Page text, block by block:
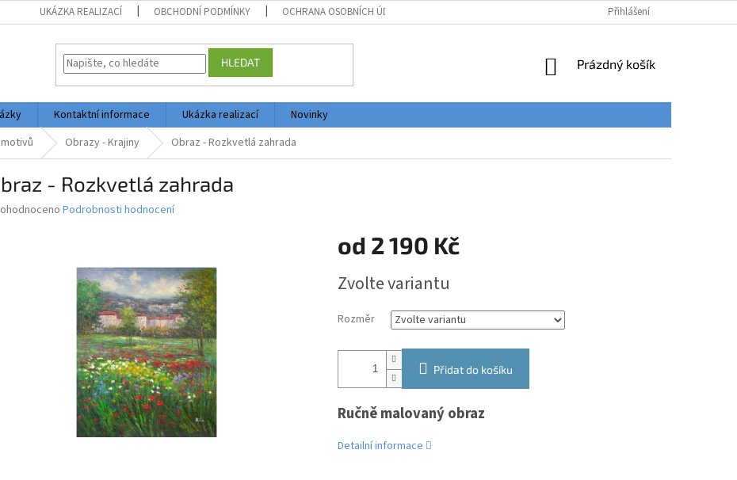
UKÁZKA REALIZACÍ OBCHODNÍ PODMÍNKY OCHRANA OSOBNÍCH ÚDAJŮ Přihlášení
HLEDAT
NÁKUPNÍ
Prázdný košík
Kontaktní informace Ukázka realizací
Novinky
Obrazy - Krajiny Obraz - Rozkvetlá zahrada
- Rozkvetlá zahrada
Podrobnosti hodnocení
od 2 190 Kč
cena:
Zvolte variantu
Rozměr
Přidat do košíku
Ručně malovaný obraz
Detailní informace